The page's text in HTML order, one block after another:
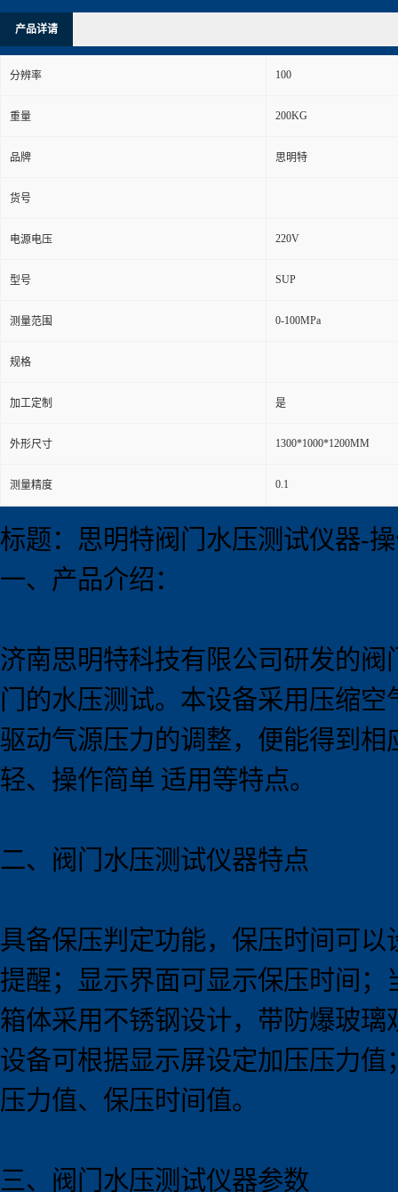
产品详请
分辨率 100
重量 200KG
品牌 思明特
货号
电源电压 220V
型号 SUP
测量范围 0-100MPa
规格
加工定制 是
外形尺寸 1300*1000*1200MM
测量精度 0.1
标题：思明特阀门水压测试仪器-
一、产品介绍：
济南思明特科技有限公司研发的阀
门的水压测试。本设备采用压缩
驱动气源压力的调整，便能得到
轻、操作简单 适用等特点。
二、阀门水压测试仪器特点
具备保压判定功能，保压时间可
提醒；显示界面可显示保压时间
箱体采用不锈钢设计，带防爆玻
设备可根据显示屏设定加压压力
压力值、保压时间值。
三、阀门水压测试仪器参数